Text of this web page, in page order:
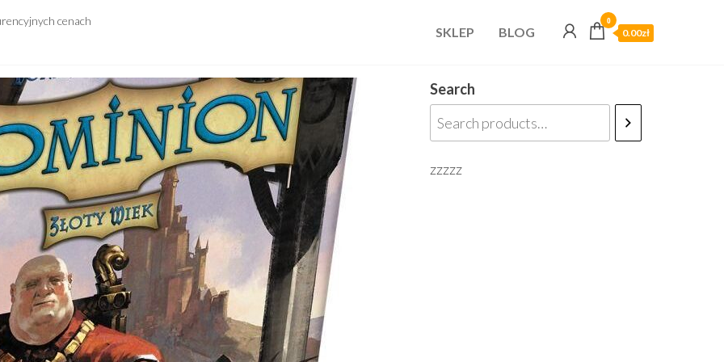
cenach
SKLEP BLOG
0
0.00zł
Search
zzzzz